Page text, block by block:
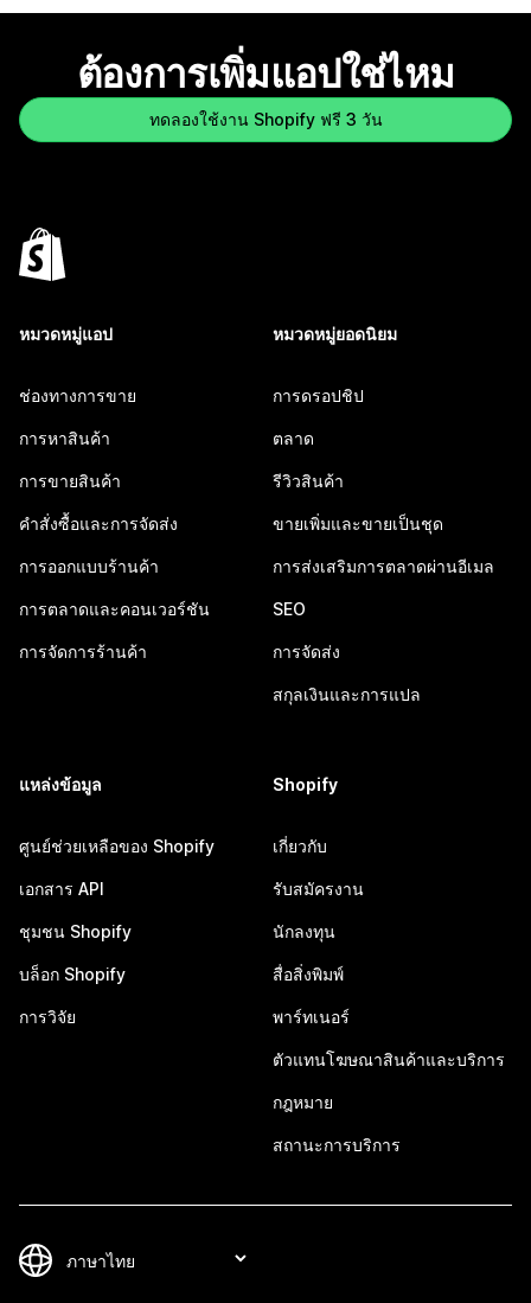
ต้องการเพิ่มแอปใช่ไหม
ทดลองใช้งาน Shopify ฟรี 3 วัน
หมวดหมู่แอป
ช่องทางการขาย
การหาสินค้า
การขายสินค้า
คำสั่งซื้อและการจัดส่ง
การออกแบบร้านค้า
การตลาดและคอนเวอร์ชัน
การจัดการร้านค้า
หมวดหมู่ยอดนิยม
การดรอปชิป
ตลาด
รีวิวสินค้า
ขายเพิ่มและขายเป็นชุด
การส่งเสริมการตลาดผ่านอีเมล
SEO
การจัดส่ง
สกุลเงินและการแปล
แหล่งข้อมูล
ศูนย์ช่วยเหลือของ Shopify
เอกสาร API
ชุมชน Shopify
บล็อก Shopify
การวิจัย
Shopify
เกี่ยวกับ
รับสมัครงาน
นักลงทุน
สื่อสิ่งพิมพ์
พาร์ทเนอร์
ตัวแทนโฆษณาสินค้าและบริการ
กฎหมาย
สถานะการบริการ